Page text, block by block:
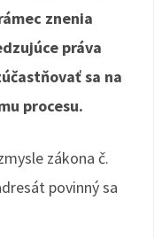
znenia
práva
sa na
procesu.
zákona č.
povinný sa